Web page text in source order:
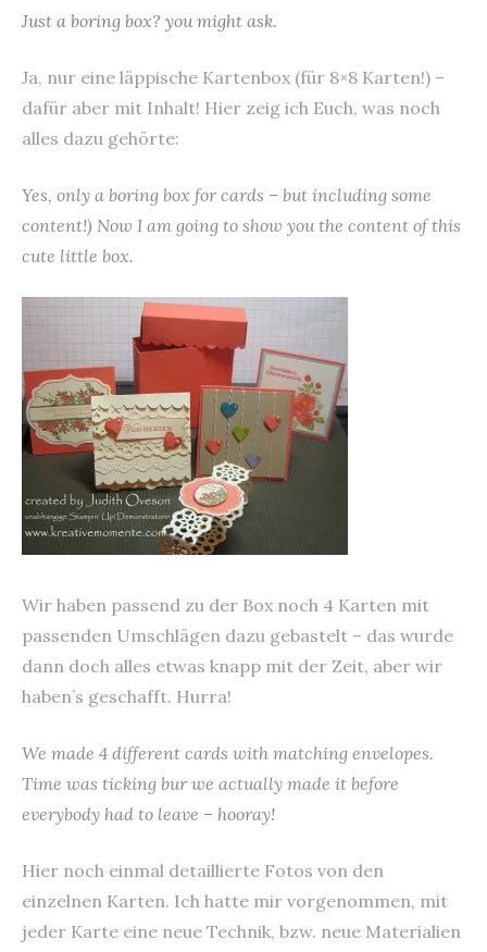
Just a boring box? you might ask.
Ja, nur eine läppische Kartenbox (für 8×8 Karten!) –
dafür aber mit Inhalt! Hier zeig ich Euch, was noch
alles dazu gehörte:
Yes, only a boring box for cards – but including some
content!) Now I am going to show you the content of this
cute little box.
Wir haben passend zu der Box noch 4 Karten mit
passenden Umschlägen dazu gebastelt – das wurde
dann doch alles etwas knapp mit der Zeit, aber wir
haben’s geschafft. Hurra!
We made 4 different cards with matching envelopes.
Time was ticking bur we actually made it before
everybody had to leave – hooray!
Hier noch einmal detaillierte Fotos von den
einzelnen Karten. Ich hatte mir vorgenommen, mit
jeder Karte eine neue Technik, bzw. neue Materialien